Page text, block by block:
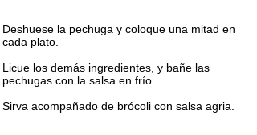
Deshuese la pechuga y coloque una mitad en
cada plato.
Licue los demás ingredientes, y bañe las
pechugas con la salsa en frío.
Sirva acompañado de brócoli con salsa agria.